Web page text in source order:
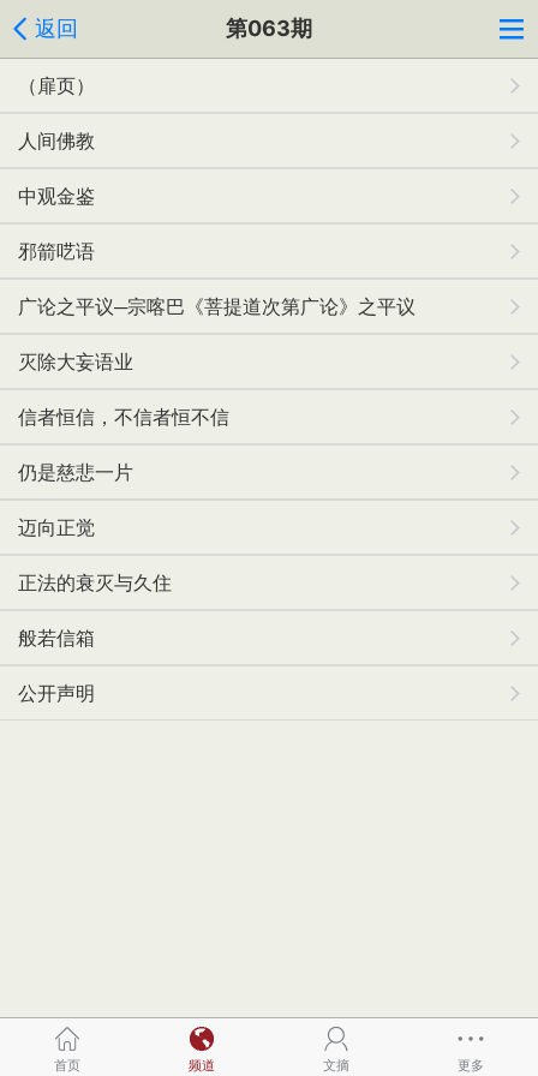
返回 第063期
（扉页）
人间佛教
中观金鉴
邪箭呓语
广论之平议─宗喀巴《菩提道次第广论》之平议
灭除大妄语业
信者恒信，不信者恒不信
仍是慈悲一片
迈向正觉
正法的衰灭与久住
般若信箱
公开声明
首页 频道 文摘 更多